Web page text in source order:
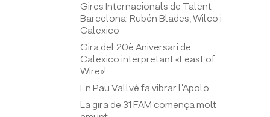
Gires Internacionals de Talent
Barcelona: Rubén Blades, Wilco i
Calexico
Gira del 20è Aniversari de
Calexico interpretant «Feast of
Wire»!
En Pau Vallvé fa vibrar l’Apolo
La gira de 31 FAM comença molt